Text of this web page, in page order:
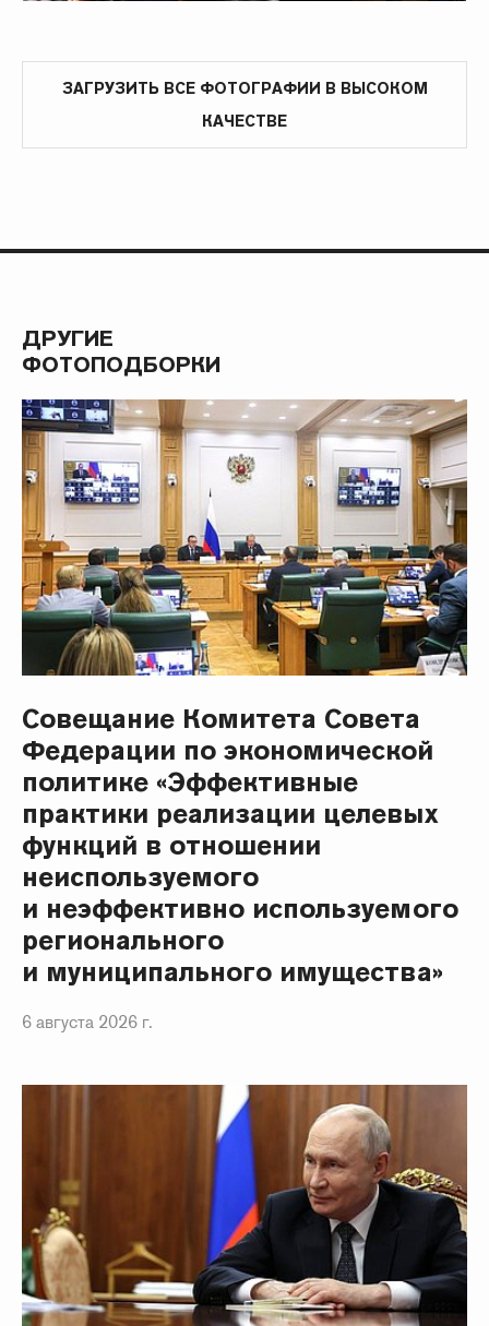
ЗАГРУЗИТЬ ВСЕ ФОТОГРАФИИ В ВЫСОКОМ
КАЧЕСТВЕ
ДРУГИЕ
ФОТОПОДБОРКИ
Совещание Комитета Совета
Федерации по экономической
политике «Эффективные
практики реализации целевых
функций в отношении
неиспользуемого
и неэффективно используемого
регионального
и муниципального имущества»
6 августа 2026 г.